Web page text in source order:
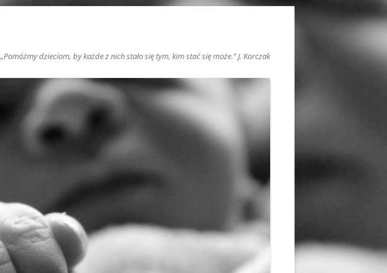
„Pomóżmy dzieciom, by każde z nich stało się tym, kim stać się może.” J. Korczak